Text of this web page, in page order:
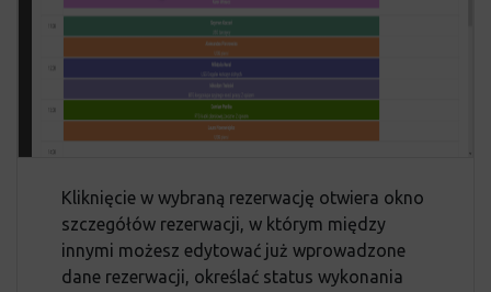
Kliknięcie w wybraną rezerwację otwiera okno
szczegółów rezerwacji, w którym między
innymi możesz edytować już wprowadzone
dane rezerwacji, określać status wykonania